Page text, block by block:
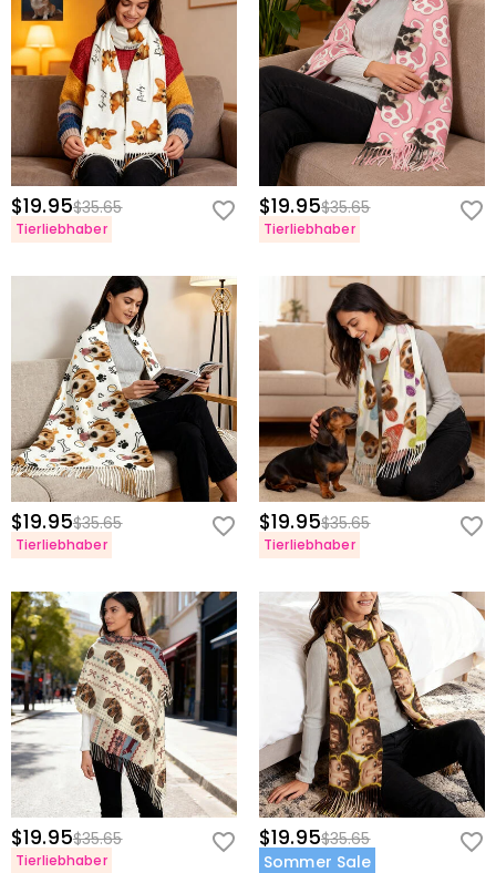
$19.95$35.65
Tierliebhaber
$19.95$35.65
Tierliebhaber
$19.95$35.65
Tierliebhaber
$19.95$35.65
Tierliebhaber
$19.95$35.65
Tierliebhaber
$19.95$35.65
Sommer Sale